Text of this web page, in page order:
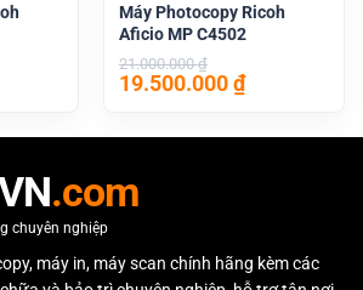
Máy Photocopy Ricoh
Aficio MP C4502
21.000.000₫
Giá
19.500.000₫Giá
hiện
.com
chuyên nghiệp
máy in, máy scan chính hãng kèm các